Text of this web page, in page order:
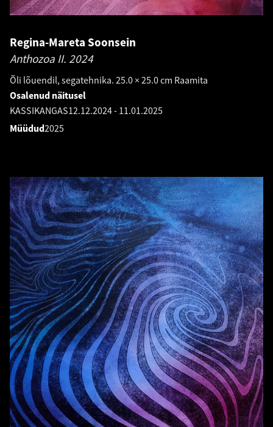
Regina-Mareta Soonsein
Anthozoa II. 2024
Õli lõuendil, segatehnika. 25.0 × 25.0 cm Raamita
Osalenud näitusel
KASSIKANGAS12.12.2024- 11.01.2025
Müüdud2025